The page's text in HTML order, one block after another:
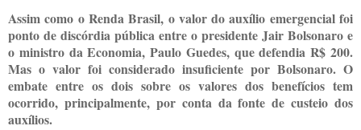
Assim como o Renda Brasil, o valor do auxílio emergencial foi
ponto de discórdia pública entre o presidente Jair Bolsonaro e
o ministro da Economia, Paulo Guedes, que defendia R$ 200.
Mas o valor foi considerado insuficiente por Bolsonaro. O
embate entre os dois sobre os valores dos benefícios tem
ocorrido, principalmente, por conta da fonte de custeio dos
auxílios.